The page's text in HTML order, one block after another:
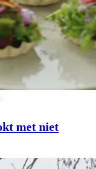
met niet